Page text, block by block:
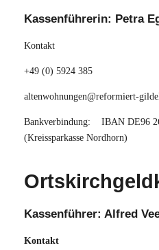
Kassenführerin: Petra
Kontakt
+49 (0) 5924 385
altenwohnungen@reformiert-
Bankverbindung: IBAN DE96
(Kreissparkasse Nordhorn)
Kassenführer: Alfred
Kontakt